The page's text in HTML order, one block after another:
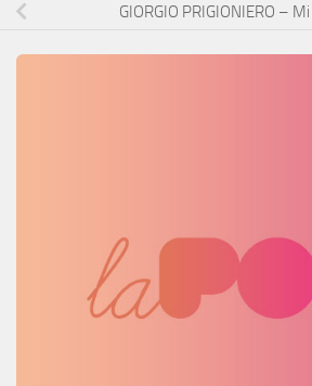
GIORGIO PRIGIONIERO –